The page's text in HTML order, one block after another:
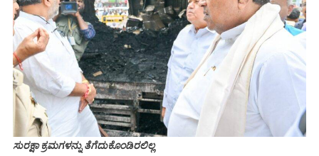
ಸುರಕ್ಷಾ ಕ್ರಮಗಳನ್ನು ತೆಗೆದುಕೊಂಡಿರಲಿಲ್ಲ